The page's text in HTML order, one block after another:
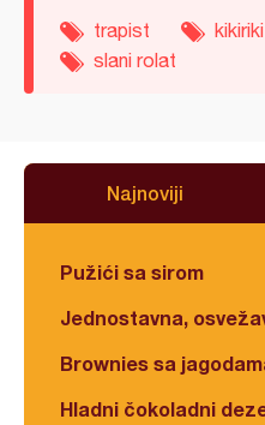
trapist kikiriki
slani rolat
Najnoviji
Pužići sa sirom
Jednostavna,
Brownies sa
Hladni čokoladni